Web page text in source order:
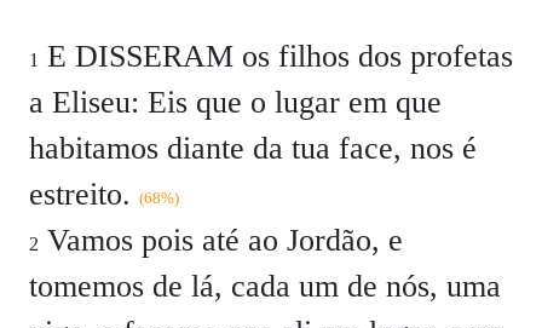
1 E DISSERAM os filhos dos profetas
a Eliseu: Eis que o lugar em que
habitamos diante da tua face, nos é
estreito. (68%)
2 Vamos pois até ao Jordão, e
tomemos de lá, cada um de nós, uma